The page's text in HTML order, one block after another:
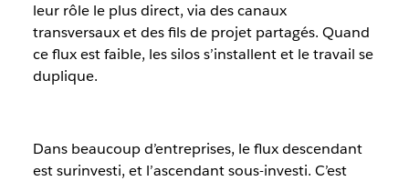
leur rôle le plus direct, via des canaux
transversaux et des fils de projet partagés. Quand
ce flux est faible, les silos s’installent et le travail se
duplique.
Dans beaucoup d’entreprises, le flux descendant
est surinvesti, et l’ascendant sous-investi. C’est